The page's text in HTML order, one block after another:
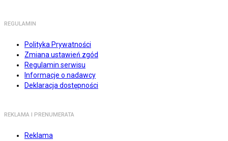
REGULAMIN
Polityka Prywatności
Zmiana ustawień zgód
Regulamin serwisu
Informacje o nadawcy
Deklaracja dostępności
REKLAMA I PRENUMERATA
Reklama